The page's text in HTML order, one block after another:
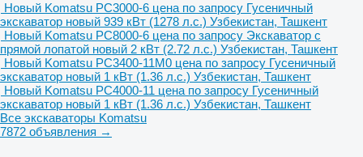
Новый Komatsu PC3000-6 цена по запросу Гусеничный
экскаватор новый 939 кВт (1278 л.с.) Узбекистан, Ташкент
Новый Komatsu PC8000-6 цена по запросу Экскаватор с
прямой лопатой новый 2 кВт (2.72 л.с.) Узбекистан, Ташкент
Новый Komatsu PC3400-11M0 цена по запросу Гусеничный
экскаватор новый 1 кВт (1.36 л.с.) Узбекистан, Ташкент
Новый Komatsu PC4000-11 цена по запросу Гусеничный
экскаватор новый 1 кВт (1.36 л.с.) Узбекистан, Ташкент
Все экскаваторы Komatsu
7872 объявления →